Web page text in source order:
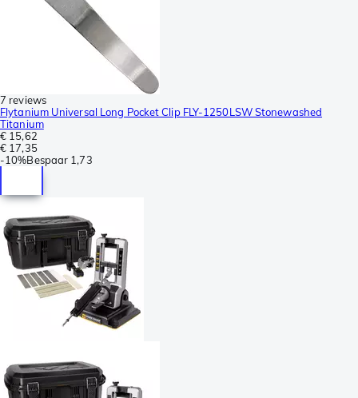
7 reviews
Flytanium Universal Long Pocket Clip FLY-1250LSW Stonewashed
Titanium
€ 15,62
€ 17,35
-10%Bespaar 1,73